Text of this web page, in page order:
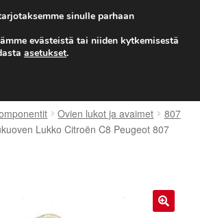
alkaen 7 EUR
Ovien lukot ja avaimet
807
Lukko Citroën C8 Peugeot 807
sinulle parhaan
evästeistä tai niiden kytkemisestä
asetukset.